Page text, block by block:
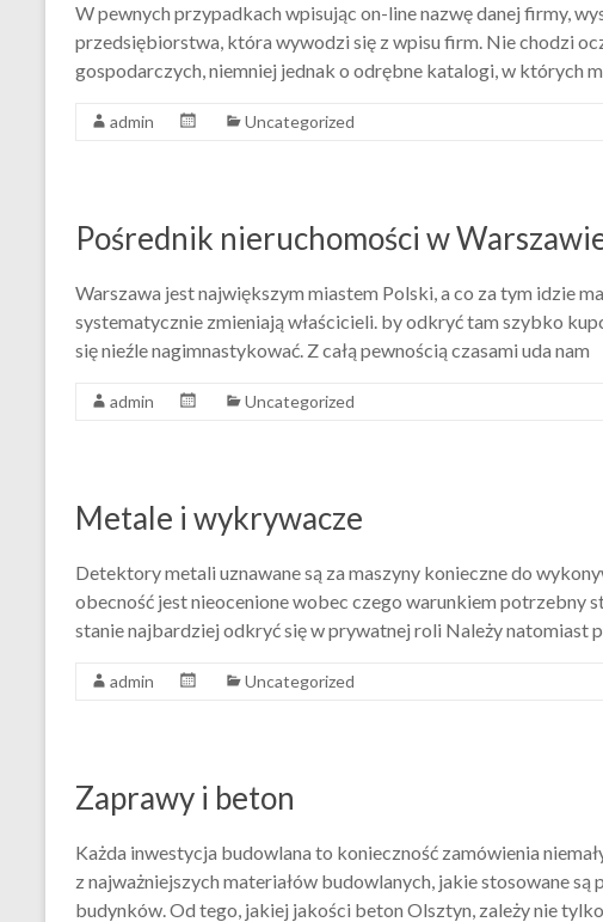
W pewnych przypadkach wpisując on-line nazwę danej firmy,
przedsiębiorstwa, która wywodzi się z wpisu firm. Nie chodzi
gospodarczych, niemniej jednak o odrębne katalogi, w których
admin Uncategorized
Pośrednik nieruchomości w
Warszawa jest największym miastem Polski, a co za tym idzie
systematycznie zmieniają właścicieli. by odkryć tam szybko
się nieźle nagimnastykować. Z całą pewnością czasami uda nam
admin Uncategorized
Metale i wykrywacze
Detektory metali uznawane są za maszyny konieczne do
obecność jest nieocenione wobec czego warunkiem potrzebny
stanie najbardziej odkryć się w prywatnej roli Należy natomiast
admin Uncategorized
Zaprawy i beton
Każda inwestycja budowlana to konieczność zamówienia
z najważniejszych materiałów budowlanych, jakie stosowane
budynków. Od tego, jakiej jakości beton Olsztyn, zależy nie